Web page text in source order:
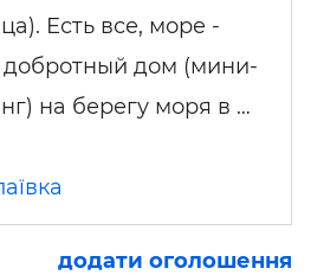
Есть все, море -
дом (мини-
на берегу моря в …
додати оголошення